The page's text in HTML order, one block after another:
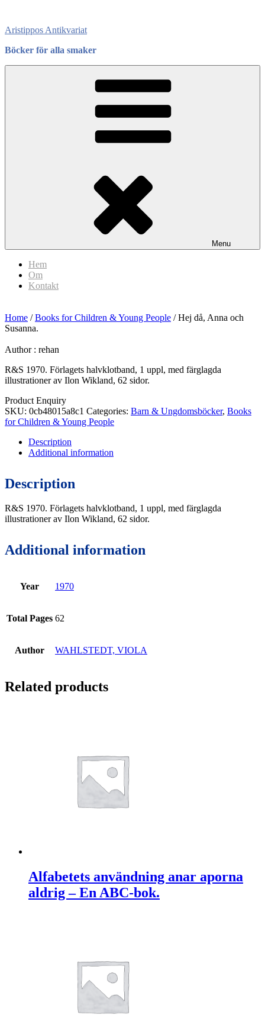
content
Aristippos Antikvariat
Böcker för alla smaker
Menu
Hem
Om
Kontakt
Home /Books for Children & Young People / Hej då, Anna och
Susanna.
Author : rehan
R&S 1970. Förlagets halvklotband, 1 uppl, med färglagda
illustrationer av Ilon Wikland, 62 sidor.
Product Enquiry
SKU: 0cb48015a8c1 Categories: Barn & Ungdomsböcker, Books
for Children & Young People
Description
Additional information
Description
R&S 1970. Förlagets halvklotband, 1 uppl, med färglagda
illustrationer av Ilon Wikland, 62 sidor.
Additional information
Year 1970
Total Pages 62
Author WAHLSTEDT, VIOLA
Related products
Alfabetets användning anar aporna
aldrig – En ABC-bok.